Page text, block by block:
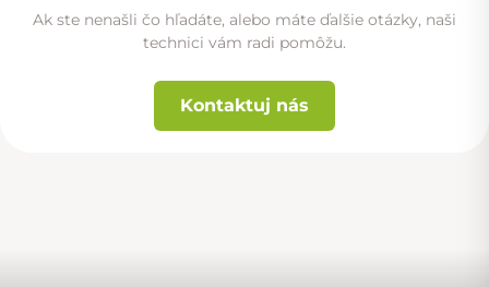
Ak ste nenašli čo hľadáte, alebo máte ďalšie otázky, naši
technici vám radi pomôžu.
Kontaktuj nás